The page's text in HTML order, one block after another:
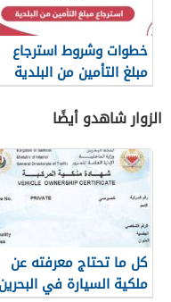
خطوات وشروط استرجاع
مبلغ التأمين من البلدية
البحرينية
الزوار شاهدو أيضًا
كل ما تحتاج معرفته عن
ملكية السيارة في البحرين